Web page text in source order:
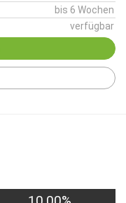
bis 6 Wochen
verfügbar